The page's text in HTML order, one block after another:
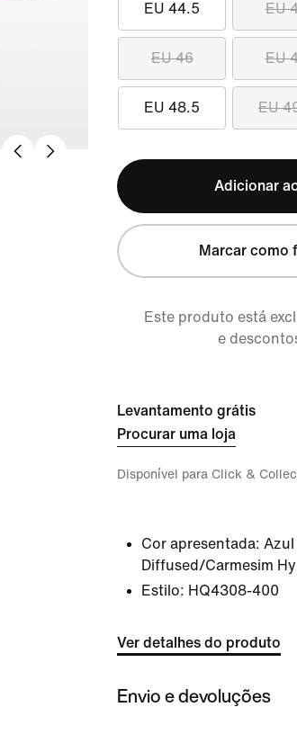
EU 44.5 EU
EU 46 EU
EU 48.5 EU
Adicionar
Marcar como
Este produto está
e
Levantamento grátis
Procurar uma loja
Disponível para Click &
Cor apresentada:
Diffused/Carmesim
Estilo: HQ4308-400
Ver detalhes do produto
Envio e devoluções